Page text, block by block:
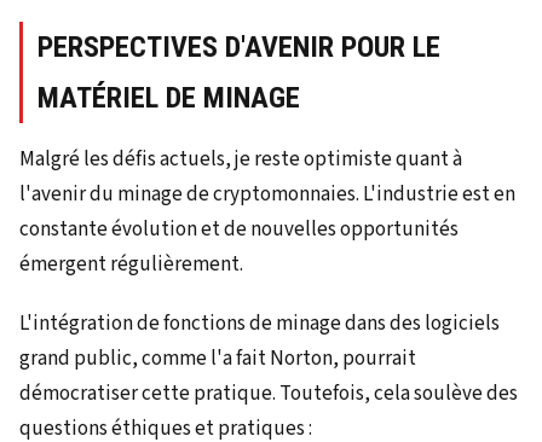
PERSPECTIVES D'AVENIR POUR LE
MATÉRIEL DE MINAGE
Malgré les défis actuels, je reste optimiste quant à
l'avenir du minage de cryptomonnaies. L'industrie est en
constante évolution et de nouvelles opportunités
émergent régulièrement.
L'intégration de fonctions de minage dans des logiciels
grand public, comme l'a fait Norton, pourrait
démocratiser cette pratique. Toutefois, cela soulève des
questions éthiques et pratiques :